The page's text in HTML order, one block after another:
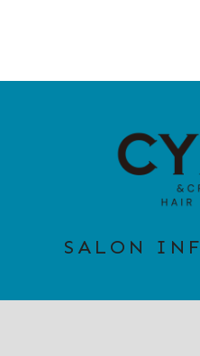
SALON